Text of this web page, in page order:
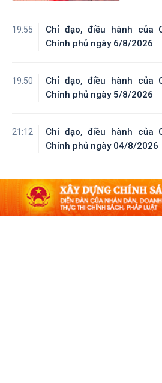
19:55
Chỉ đạo, điều hành của
Chính phủ ngày 6/8/2026
19:50
Chỉ đạo, điều hành của
Chính phủ ngày 5/8/2026
21:12
Chỉ đạo, điều hành của
Chính phủ ngày 04/8/2026